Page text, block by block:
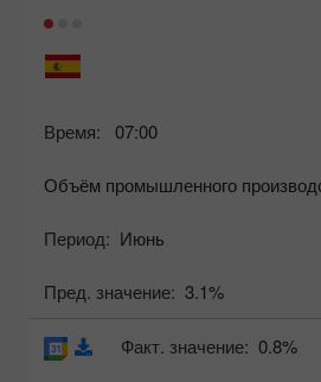
Время: 07:00
Объём промышленного
Период: Июнь
Пред. значение: 3.1%
Факт. значение: 0.8%